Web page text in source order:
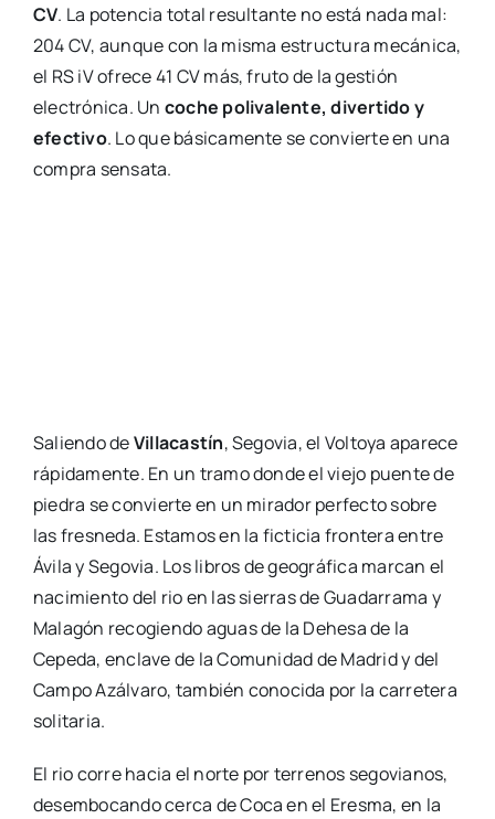
CV. La potencia total resultante no está nada mal:
204 CV, aunque con la misma estructura mecánica,
el RS iV ofrece 41 CV más, fruto de la gestión
electrónica. Un coche polivalente, divertido y
efectivo. Lo que básicamente se convierte en una
compra sensata.
Saliendo deVillacastín, Segovia, el Voltoya aparece
rápidamente. En un tramo donde el viejo puente de
piedra se convierte en un mirador perfecto sobre
las fresneda. Estamos en la ficticia frontera entre
Ávila y Segovia. Los libros de geográfica marcan el
nacimiento del rio en las sierras de Guadarrama y
Malagón recogiendo aguas de la Dehesa de la
Cepeda, enclave de la Comunidad de Madrid y del
Campo Azálvaro, también conocida por la carretera
solitaria.
El rio corre hacia el norte por terrenos segovianos,
desembocando cerca de Coca en el Eresma, en la